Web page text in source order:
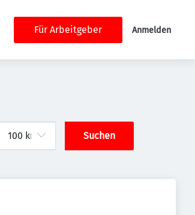
Für Arbeitgeber Anmelden
Suchen